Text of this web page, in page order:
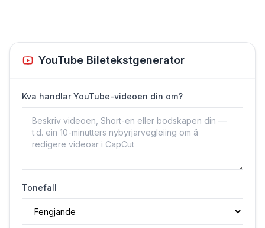
YouTube Biletekstgenerator
Kva handlar YouTube-videoen din om?
Tonefall